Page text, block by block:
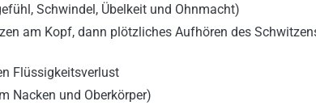
Schwindel, Übelkeit und Ohnmacht)
am Kopf, dann plötzliches Aufhören des
Flüssigkeitsverlust
Nacken und Oberkörper)